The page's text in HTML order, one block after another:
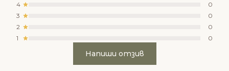
4
0
3
0
2
0
1
0
Напиши отзив